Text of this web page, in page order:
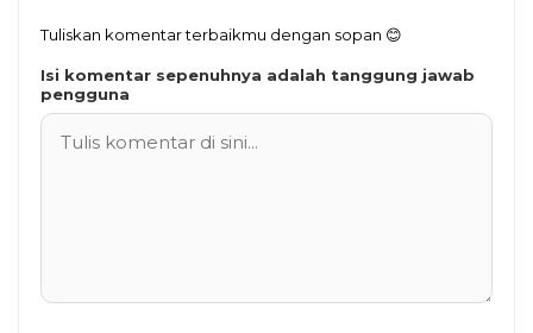
Tuliskan komentar terbaikmu dengan sopan 😊
Isi komentar sepenuhnya adalah tanggung jawab
pengguna